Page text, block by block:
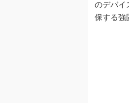
のデバイ
保する強